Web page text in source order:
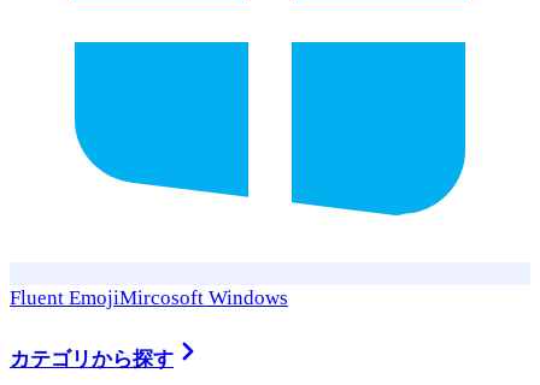
Fluent EmojiMircosoft Windows
カテゴリから探す